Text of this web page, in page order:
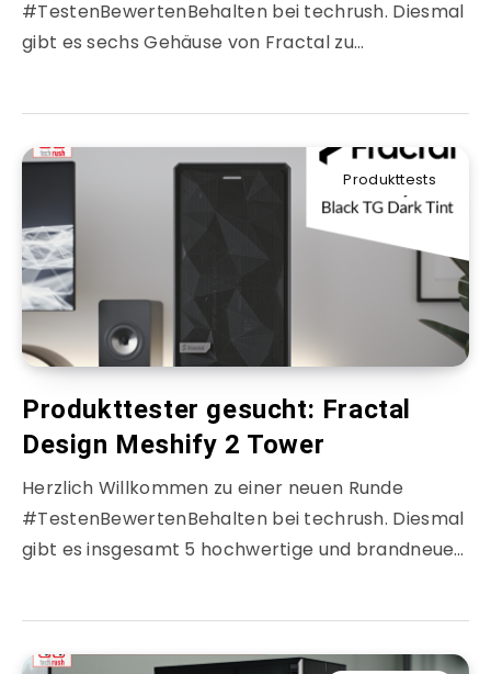
#TestenBewertenBehalten bei techrush. Diesmal
gibt es sechs Gehäuse von Fractal zu…
Produkttests
Produkttester gesucht: Fractal
Design Meshify 2 Tower
Herzlich Willkommen zu einer neuen Runde
#TestenBewertenBehalten bei techrush. Diesmal
gibt es insgesamt 5 hochwertige und brandneue…